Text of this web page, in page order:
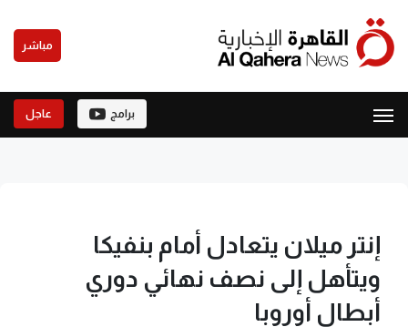
مباشر
برامج عاجل
إنتر ميلان يتعادل أمام بنفيكا
ويتأهل إلى نصف نهائي دوري
أبطال أوروبا